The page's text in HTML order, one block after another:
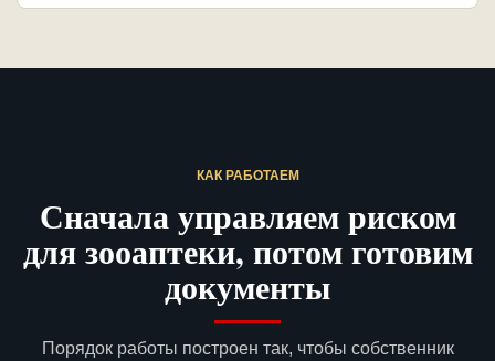
КАК РАБОТАЕМ
Сначала управляем риском
для зооаптеки, потом готовим
документы
Порядок работы построен так, чтобы собственник